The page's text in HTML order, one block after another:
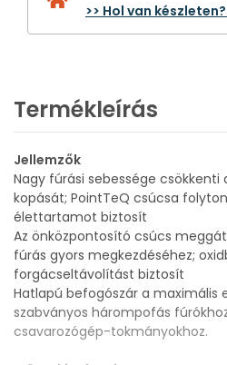
>> Hol van készleten?
Termékleírás
Jellemzők
Nagy fúrási sebessége
kopását; PointTeQ csúcsa
élettartamot biztosít
Az önközpontosító csúcs
fúrás gyors megkezdéséhez;
forgácseltávolítást biztosít
Hatlapú befogószár a maximális
szabványos hárompofás
csavarozógép-tokmányokhoz.